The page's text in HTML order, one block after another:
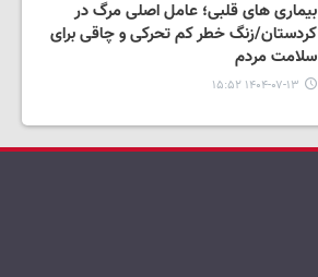
بیماری های قلبی؛ عامل اصلی مرگ در
کردستان/زنگ خطر کم تحرکی و چاقی برای
سلامت مردم
۱۴۰۴-۰۷-۱۳ ۱۵:۵۲